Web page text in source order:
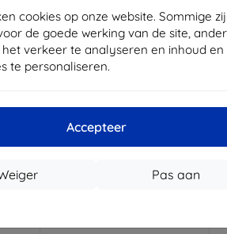
cookies op onze website. Sommige
de goede werking van de site,
verkeer te analyseren en inhoud en
te personaliseren.
Accepteer
Pas aan
€ 17,90
€ 16,11
Op voorraad: > 5 stuks